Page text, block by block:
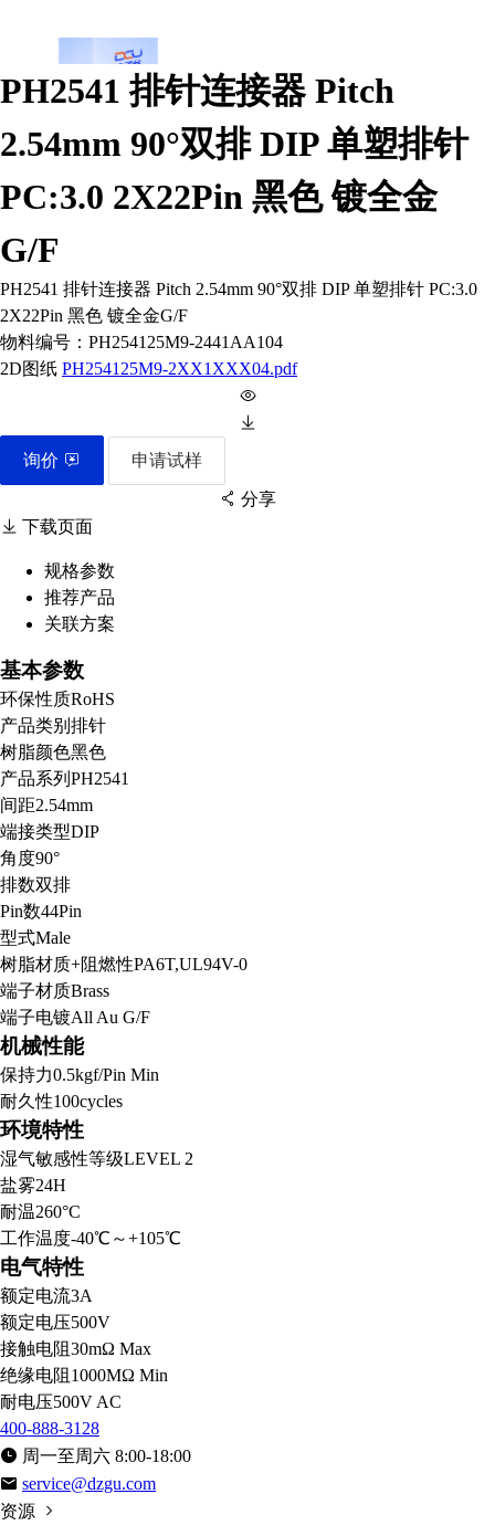
PH2541 排针连接器 Pitch
2.54mm 90°双排 DIP 单塑排针
PC:3.0 2X22Pin 黑色 镀全金
G/F
PH2541 排针连接器 Pitch 2.54mm 90°双排 DIP 单塑排针 PC:3.0
2X22Pin 黑色 镀全金G/F
物料编号： PH254125M9-2441AA104
2D图纸 PH254125M9-2XX1XXX04.pdf
询价 申请试样
分享
下载页面
规格参数
推荐产品
关联方案
基本参数
环保性质RoHS
产品类别 排针
树脂颜色黑色
产品系列 PH2541
间距2.54mm
端接类型DIP
角度90°
排数双排
Pin数44Pin
型式Male
树脂材质+阻燃性PA6T,UL94V-0
端子材质Brass
端子电镀All Au G/F
机械性能
保持力0.5kgf/Pin Min
耐久性100cycles
环境特性
湿气敏感性等级LEVEL 2
盐雾24H
耐温260°C
工作温度-40℃～+105℃
电气特性
额定电流3A
额定电压500V
接触电阻30mΩ Max
绝缘电阻 1000MΩ Min
耐电压500V AC
400-888-3128
周一至周六 8:00-18:00
service@dzgu.com
资源